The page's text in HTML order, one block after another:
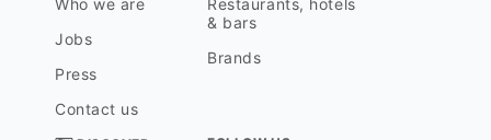
Who we are
Jobs
Press
Contact us
Restaurants, hotels
& bars
Brands